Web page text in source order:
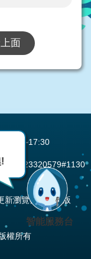
面
(04)23320579#1130
新瀏覽器至以下版
權所有
智能服務台